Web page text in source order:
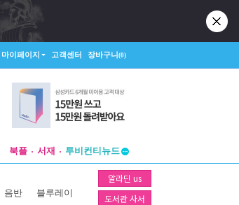
마이페이지 고객센터 장바구니(0)
북플 서재
투비컨티뉴드
창작플랫폼
투비컨티뉴드
알라딘 us
도서관 사서
음반 블루레이